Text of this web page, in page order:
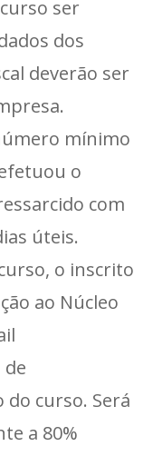
ser
dos
deverão ser
mínimo
o
com
úteis.
o inscrito
ao Núcleo
de
do curso. Será
a 80%